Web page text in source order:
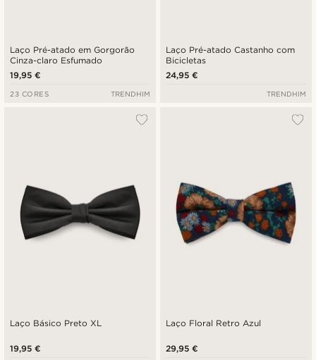
Laço Pré-atado em Gorgorão
Cinza-claro Esfumado
19,95 €
23 CORES TRENDHIM
Laço Pré-atado Castanho com
Bicicletas
24,95 €
TRENDHIM
Laço Básico Preto XL
19,95 €
Laço Floral Retro Azul
29,95 €